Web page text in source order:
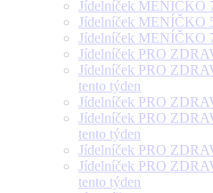
Jídelníček MENÍČKO
Jídelníček MENÍČKO
Jídelníček MENÍČKO
Jídelníček PRO
Jídelníček PRO
tento týden
Jídelníček PRO
Jídelníček PRO
tento týden
Jídelníček PRO
Jídelníček PRO
tento týden